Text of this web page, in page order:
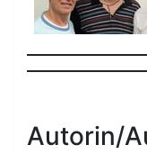
Autorin/